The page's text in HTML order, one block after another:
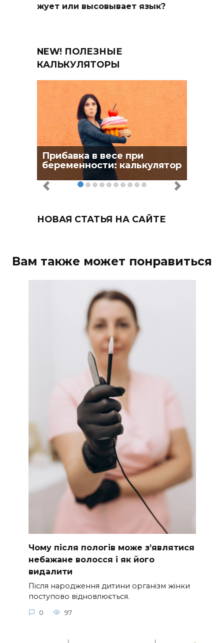
жует или высовывает язык?
NEW! ПОЛЕЗНЫЕ
КАЛЬКУЛЯТОРЫ
Прибавка в весе при
беременности: калькулятор
НОВАЯ СТАТЬЯ НА САЙТЕ
Вам также может понравиться
Чому після пологів може з’являтися
небажане волосся і як його
видалити
Після народження дитини організм жінки
поступово відновлюється.
0 97